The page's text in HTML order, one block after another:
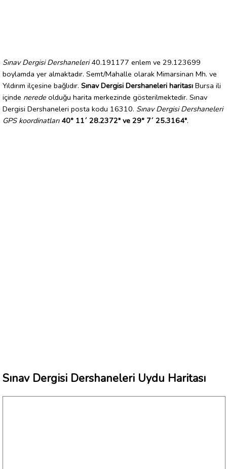
Sınav Dergisi Dershaneleri40.191177 enlem ve 29.123699
boylamda yer almaktadır. Semt/Mahalle olarak Mimarsinan Mh. ve
Yıldırım ilçesine bağlıdır. Sınav Dergisi Dershaneleri haritası Bursa ili
içinde nerede olduğu harita merkezinde gösterilmektedir. Sınav
Dergisi Dershaneleri posta kodu 16310. Sınav Dergisi Dershaneleri
GPS koordinatları 40° 11´ 28.2372" ve 29° 7´ 25.3164".
Sınav Dergisi Dershaneleri Uydu Haritası